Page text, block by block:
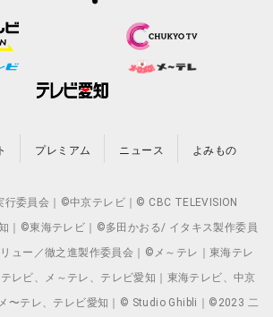
プレミアム ニュース よみもの
委員会｜©中京テレビ｜© CBC TELEVISION
｜©東海テレビ｜©多田かおる/ イタキス製作委員
ュー／徹之進製作委員会｜©メ～テレ｜東海テレ
レビ、メ～テレ、テレビ愛知｜東海テレビ、中京
〜テレ、テレビ愛知｜© Studio Ghibli｜©2023 二